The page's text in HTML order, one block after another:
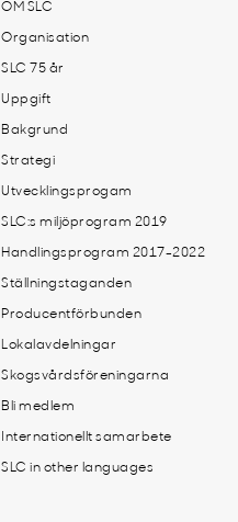
OM SLC
Organisation
SLC 75 år
Uppgift
Bakgrund
Strategi
Utvecklingsprogam
SLC:s miljöprogram 2019
Handlingsprogram 2017-2022
Ställningstaganden
Producentförbunden
Lokalavdelningar
Skogsvårdsföreningarna
Bli medlem
Internationellt samarbete
SLC in other languages